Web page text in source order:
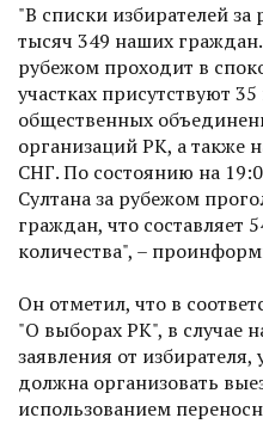
"В списки избирателей
тысяч 349 наших
рубежом проходит в
участках присутствуют
общественных
организаций РК, а также
СНГ. По состоянию на
Султана за рубежом
граждан, что составляет
количества", –
Он отметил, что в
"О выборах РК", в случае
заявления от избирателя,
должна организовать
использованием